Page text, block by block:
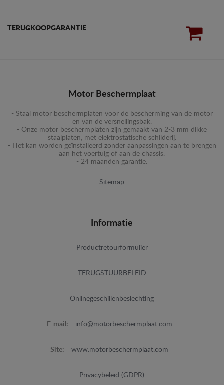
TERUGKOOPGARANTIE
Motor Beschermplaat
- Staal motor beschermplaten voor de bescherming van de motor
en van de versnellingsbak.
- Onze motor beschermplaten zijn gemaakt van 2-3 mm dikke
staalplaten, met elektrostatische schilderij.
- Het kan worden geïnstalleerd zonder aanpassingen aan te brengen
aan het voertuig of aan de chassis.
- 24 maanden garantie.
Sitemap
Informatie
Productretourformulier
TERUGSTUURBELEID
Onlinegeschillenbeslechting
E-mail: info@motorbeschermplaat.com
Site: www.motorbeschermplaat.com
Privacybeleid (GDPR)